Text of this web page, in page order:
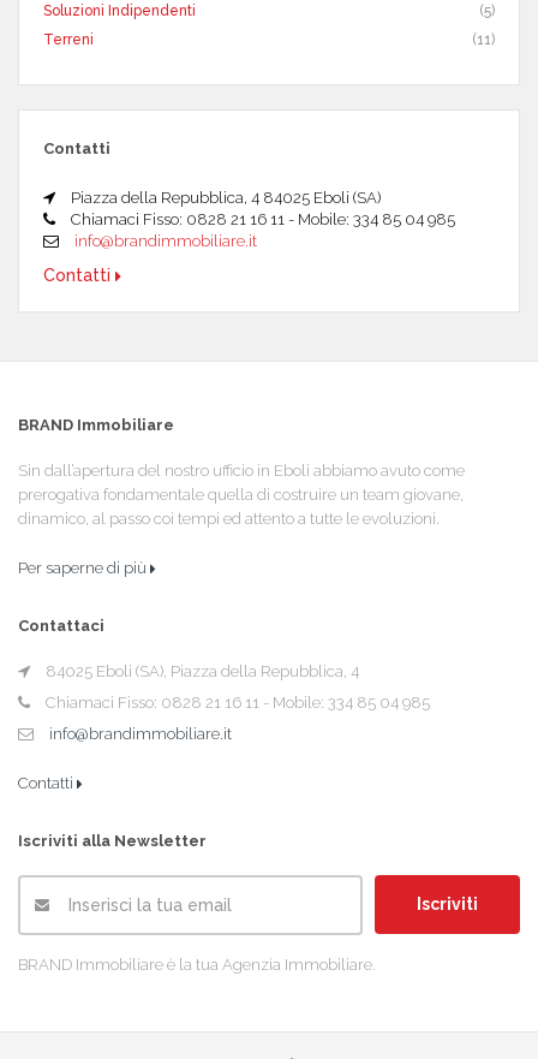
Soluzioni Indipendenti
(5)
Terreni
(11)
Contatti
Piazza della Repubblica, 4 84025 Eboli (SA)
Chiamaci Fisso: 0828 21 16 11 - Mobile: 334 85 04 985
info@brandimmobiliare.it
Contatti
BRAND Immobiliare
Sin dall’apertura del nostro ufficio in Eboli abbiamo avuto come
prerogativa fondamentale quella di costruire un team giovane,
dinamico, al passo coi tempi ed attento a tutte le evoluzioni.
Per saperne di più
Contattaci
84025 Eboli (SA), Piazza della Repubblica, 4
Chiamaci Fisso: 0828 21 16 11 - Mobile: 334 85 04 985
info@brandimmobiliare.it
Contatti
Iscriviti alla Newsletter
Iscriviti
BRAND Immobiliare è la tua Agenzia Immobiliare.